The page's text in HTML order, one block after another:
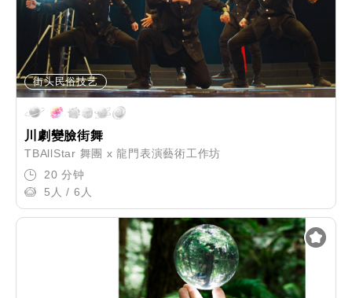
街头民俗技艺
川劇變臉街舞
TBAllStar 舞團 x 龍門表演藝術工作坊
20 分钟
5人 / 6人